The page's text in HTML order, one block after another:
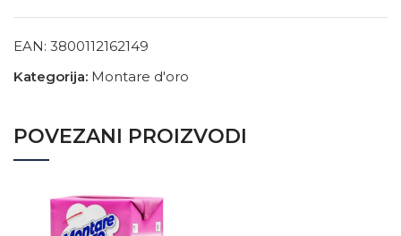
EAN: 3800112162149
Kategorija: Montare d'oro
POVEZANI PROIZVODI